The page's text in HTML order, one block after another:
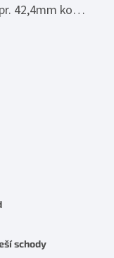
Madlo z nerezové oceli pr. 42,4mm komplet - model 0116 - 3000mm
schody